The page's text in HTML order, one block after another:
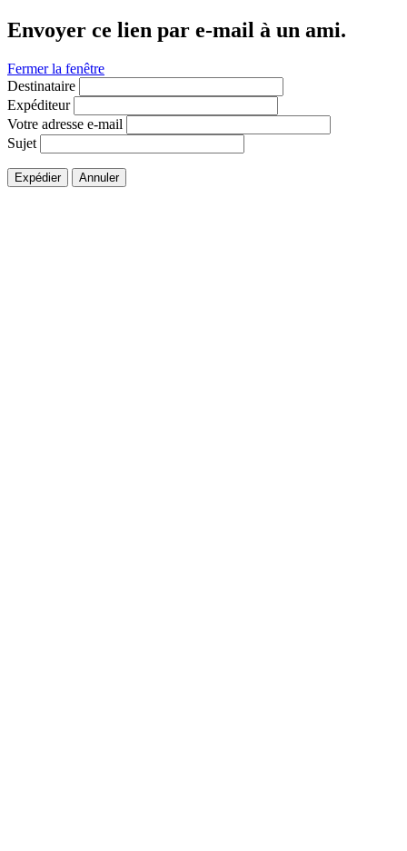
Envoyer ce lien par e-mail à un ami.
Fermer la fenêtre
Destinataire
Expéditeur
Votre adresse e-mail
Sujet
Expédier Annuler